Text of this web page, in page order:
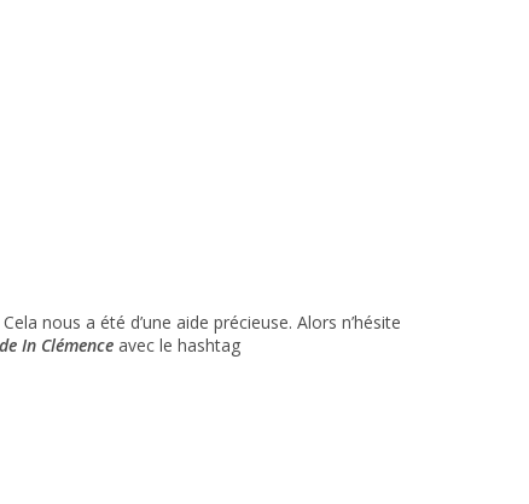
nous a été d’une aide précieuse. Alors n’hésite
In Clémence avec le hashtag